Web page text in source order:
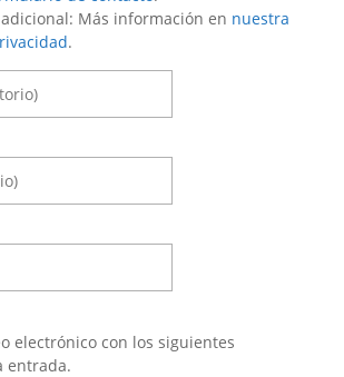
Más información en nuestra
.
electrónico con los siguientes
entrada.